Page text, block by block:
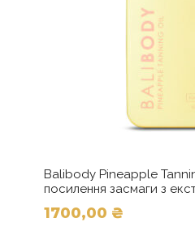
Balibody Pineapple
посилення засмаги з
1700,00 ₴